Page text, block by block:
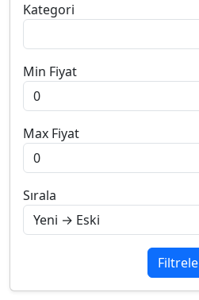
Kategori
Min Fiyat
Max Fiyat
Sırala
Filtrele